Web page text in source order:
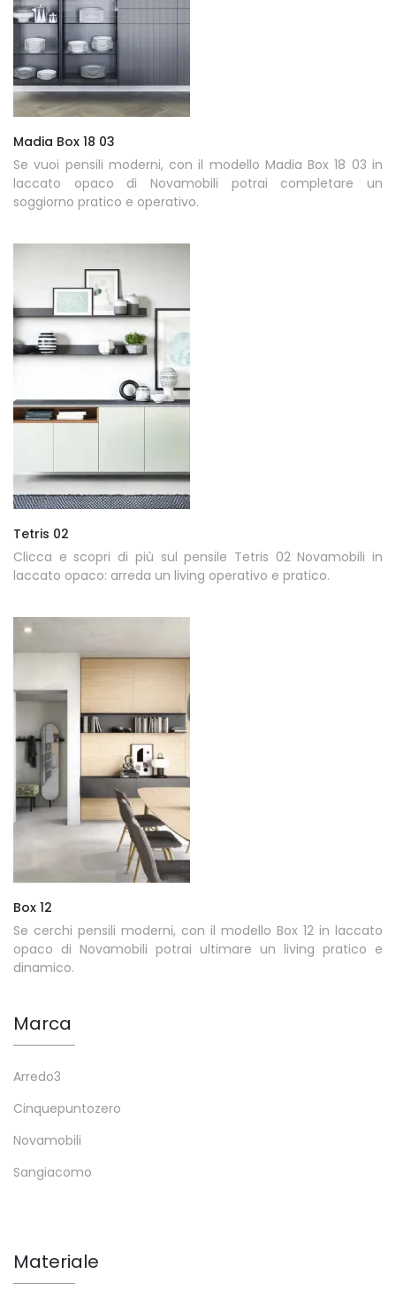
Madia Box 18 03
Se vuoi pensili moderni, con il modello Madia Box 18 03 in
laccato opaco di Novamobili potrai completare un
soggiorno pratico e operativo.
Tetris 02
Clicca e scopri di più sul pensile Tetris 02 Novamobili in
laccato opaco: arreda un living operativo e pratico.
Box 12
Se cerchi pensili moderni, con il modello Box 12 in laccato
opaco di Novamobili potrai ultimare un living pratico e
dinamico.
Marca
Arredo3
Cinquepuntozero
Novamobili
Sangiacomo
Materiale